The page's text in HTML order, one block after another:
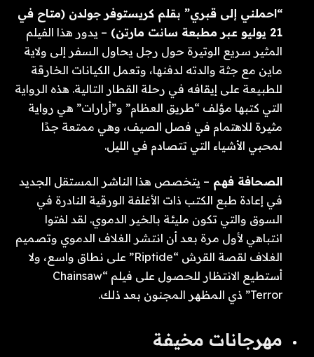
“احملني إلى قبري” بقلم كريستوفر جولدن (متاح في
21 يوليو عبر مطبعة سانت مارتن)
– يدور هذا الفيلم
المثير سريع الوتيرة حول رجل يحاول السفر إلى ولاية
ماين مع جثة والدته لدفنها، وتعمل الكيانات الخارقة
للطبيعة على إيقافه في رحلة القطار التالية. هذه الرواية
التي كتبها مؤلف “طريق العظام” و”أرارات” هي رواية
مثيرة للاهتمام في فصل الصيف، وهي ممتعة جدًا
لمحبي الأشياء التي تتصادم في الليل.
الصحافة فهم – يتخصص هذا الناشر المستقل الجديد
في إعادة طبع الكتب ذات الأغلفة الورقية النادرة في
السوق والتي تكون مليئة بالخير الدموي. لقد لفتوا
انتباهي لأول مرة بعد أن انتشر الغلاف الدموي وتصميم
الغلاف لقصة القرش “Riptide” على نطاق واسع، ولا
أستطيع الانتظار للحصول على فيلم “Chainsaw
Terror” ذي المظهر المجنون بعد ذلك.
مهرجانات مخيفة